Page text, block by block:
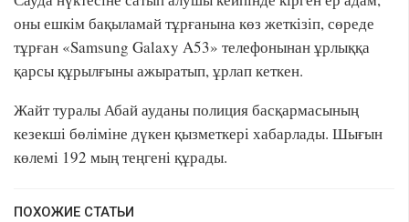
оны ешкім бақыламай тұрғанына көз жеткізіп, сөреде
тұрған «Samsung Galaxy A53» телефонынан ұрлыққа
қарсы құрылғыны ажыратып, ұрлап кеткен.
Жайт туралы Абай ауданы полиция басқармасының
кезекші бөліміне дүкен қызметкері хабарлады. Шығын
көлемі 192 мың теңгені құрады.
ПОХОЖИЕ СТАТЬИ